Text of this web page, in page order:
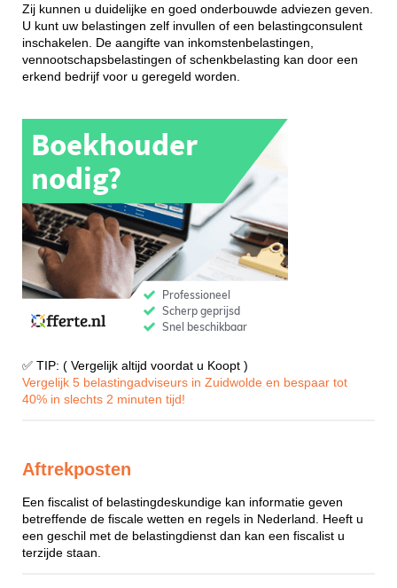
Zij kunnen u duidelijke en goed onderbouwde adviezen geven.
U kunt uw belastingen zelf invullen of een belastingconsulent
inschakelen. De aangifte van inkomstenbelastingen,
vennootschapsbelastingen of schenkbelasting kan door een
erkend bedrijf voor u geregeld worden.
✅ TIP: ( Vergelijk altijd voordat u Koopt )
Vergelijk 5 belastingadviseurs in Zuidwolde en bespaar tot
40% in slechts 2 minuten tijd!
Aftrekposten
Een fiscalist of belastingdeskundige kan informatie geven
betreffende de fiscale wetten en regels in Nederland. Heeft u
een geschil met de belastingdienst dan kan een fiscalist u
terzijde staan.